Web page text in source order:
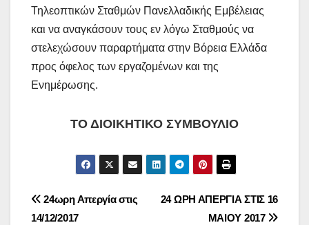
Τηλεοπτικών Σταθμών Πανελλαδικής Εμβέλειας
και να αναγκάσουν τους εν λόγω Σταθμούς να
στελεχώσουν παραρτήματα στην Βόρεια Ελλάδα
προς όφελος των εργαζομένων και της
Ενημέρωσης.
ΤΟ ΔΙΟΙΚΗΤΙΚΟ ΣΥΜΒΟΥΛΙΟ
Πλοήγηση
24 ΩΡΗ ΑΠΕΡΓΙΑ ΣΤΙΣ 16
ΜΑΙΟΥ 2017
24ωρη Απεργία στις
14/12/2017